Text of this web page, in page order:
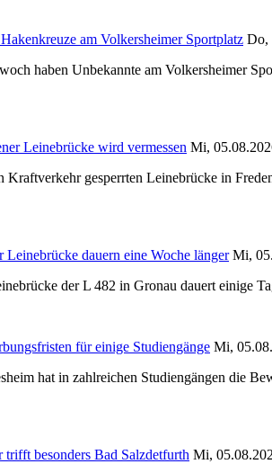
am Volkersheimer Sportplatz Do,
haben Unbekannte am Volkersheimer
Leinebrücke wird vermessen Mi,
Kraftverkehr gesperrten Leinebrücke in
Leinebrücke dauern eine Woche länger Mi,
der L 482 in Gronau dauert einige
für einige Studiengänge Mi,
hat in zahlreichen Studiengängen die
besonders Bad Salzdetfurth Mi,